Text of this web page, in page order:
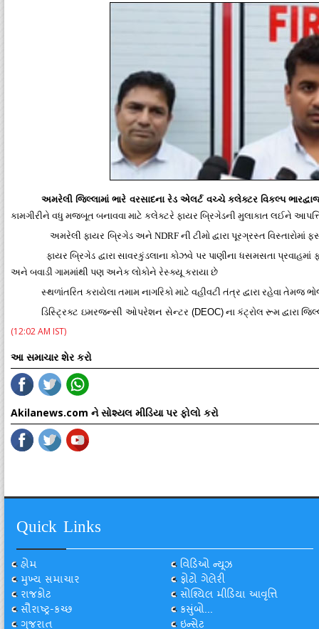
અમરેલી જિલ્લામાં ભારે વરસાદના રેડ એલર્ટ વચ્ચે કલેક્ટર વિકલ્પ
કામગીરીને વધુ મજબૂત બનાવવા માટે કલેક્ટરે ફાયર બ્રિગેડની મુલાકાત લઈને
અમરેલી ફાયર બ્રિગેડઅને NDRF ની ટીમો દ્વારા પૂરગ્રસ્ત વિસ્તારોમાં
ફાયર બ્રિગેડ દ્વારા સાવરકુંડલાના કોઝવે પર પાણીના ધસમસતા
અને બવાડી ગામમાંથી પણ અનેક લોકોને રેસ્ક્યૂ કરાયા છે
સ્થળાંતરિત કરાયેલા તમામ નાગરિકો માટે વહીવટી તંત્ર દ્વારા રહેવા
ડિસ્ટ્રિક્ટ ઇમરજન્સી ઓપરેશન સેન્ટર (DEOC)ના કંટ્રોલ રૂમ દ્વારા
(12:02 AM IST)
આ સમાચાર શેર કરો
Akilanews.com ને સોશ્યલ મીડિયા પર ફોલો કરો
Quick Links
હોમ
મુખ્ય સમાચાર
રાજકોટ
સૌરાષ્ટ્ર-કચ્છ
વિડિઓ ન્યૂઝ
ફોટો ગેલેરી
સોશ્યિલ મીડિયા આવૃત્તિ
કસુંબો...